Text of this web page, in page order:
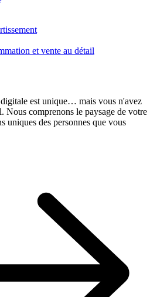
et vente au détail
est unique… mais vous n'avez
Nous comprenons le paysage de votre
uniques des personnes que vous